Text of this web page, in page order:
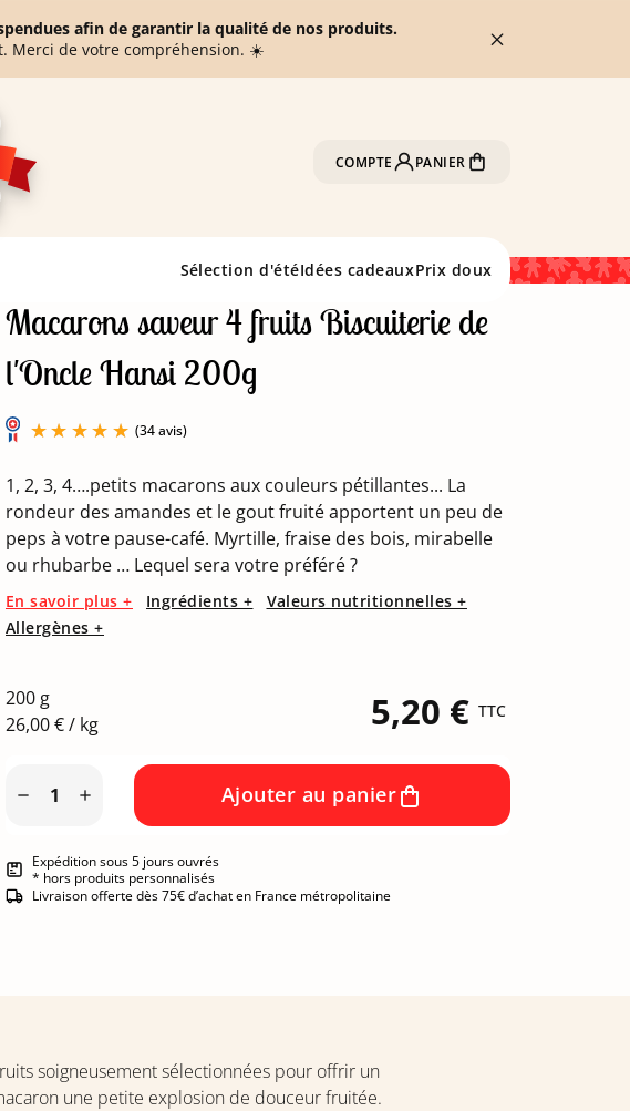
afin de garantir la qualité de nos produits.
Merci de votre compréhension. ☀️
COMPTE PANIER
Sélection d'étéIdées cadeauxPrix doux
Macarons saveur 4 fruits Biscuiterie de
l'Oncle Hansi 200g
(34 avis)
1, 2, 3, 4….petits macarons aux couleurs pétillantes... La
rondeur des amandes et le gout fruité apportent un peu de
peps à votre pause-café. Myrtille, fraise des bois, mirabelle
ou rhubarbe … Lequel sera votre préféré ?
En savoir plus + Ingrédients +
Valeurs nutritionnelles +
Allergènes +
200 g
26,00 € / kg
5,20 € TTC
  Ajouter au panier
Expédition sous 5 jours ouvrés
* hors produits personnalisés
Livraison offerte dès 75€ d’achat en France métropolitaine
soigneusement sélectionnées pour offrir un
une petite explosion de douceur fruitée.